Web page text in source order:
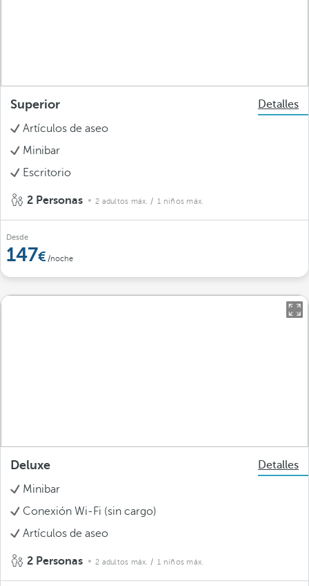
Superior
Detalles
Artículos de aseo
Minibar
Escritorio
2 Personas 2 adultos máx. / 1 niños máx.
Desde
147 /noche
Deluxe
Detalles
Minibar
Conexión Wi-Fi (sin cargo)
Artículos de aseo
2 Personas 2 adultos máx. / 1 niños máx.